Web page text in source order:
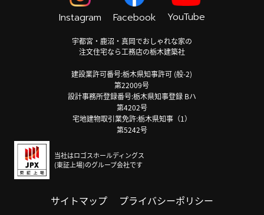
Instagram Facebook YouTube
宇都宮・鹿沼・真岡でおしゃれな家の
注文住宅なら工務店の栃木建築社
建設業許可番号:栃木県知事許可 (般-2)
第22009号
設計事務所登録番号:栃木県知事登録 Bハ
第4202号
宅地建物取引業免許:栃木県知事（1）
第5242号
当社はロゴスホールディングス
(東証上場)のグループ会社です
サイトマップ プライバシーポリシー